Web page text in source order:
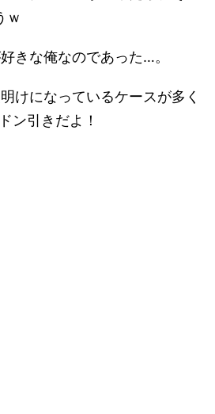
ｗ
きな俺なのであった…。
けになっているケースが多く
ン引きだよ！